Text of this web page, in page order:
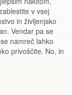
v vsej
in življenjsko
Vendar pa se
namreč lahko
privoščite. No, in